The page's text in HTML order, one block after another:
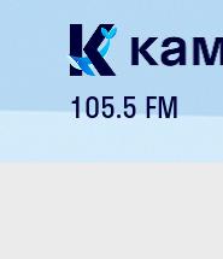
105.5 FM